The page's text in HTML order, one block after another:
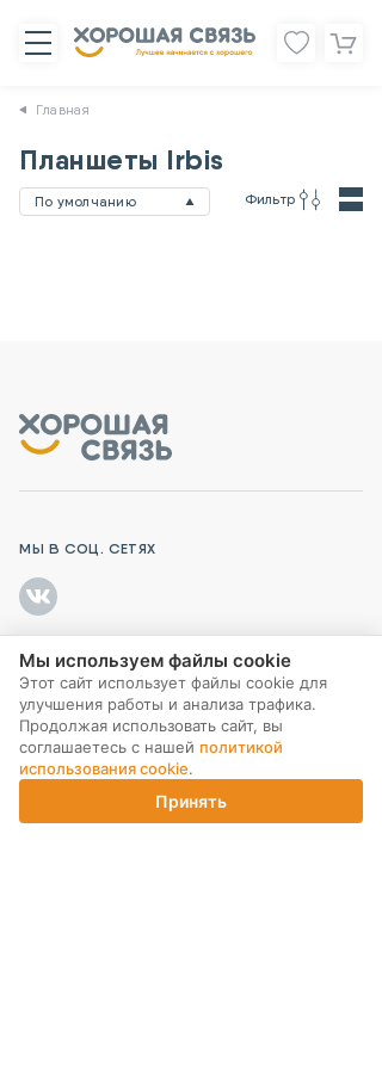
Главная
Планшеты Irbis
По умолчанию Фильтр
Корзина
ИНТЕРНЕТ-МАГАЗИН
МЫ В СОЦ. СЕТЯХ
ПОДПИСКА НА РАССЫЛКУ
Мы используем файлы cookie
Этот сайт использует файлы cookie для
улучшения работы и анализа трафика.
Продолжая использовать сайт, вы
соглашаетесь с нашей политикой
использования cookie.
Принять